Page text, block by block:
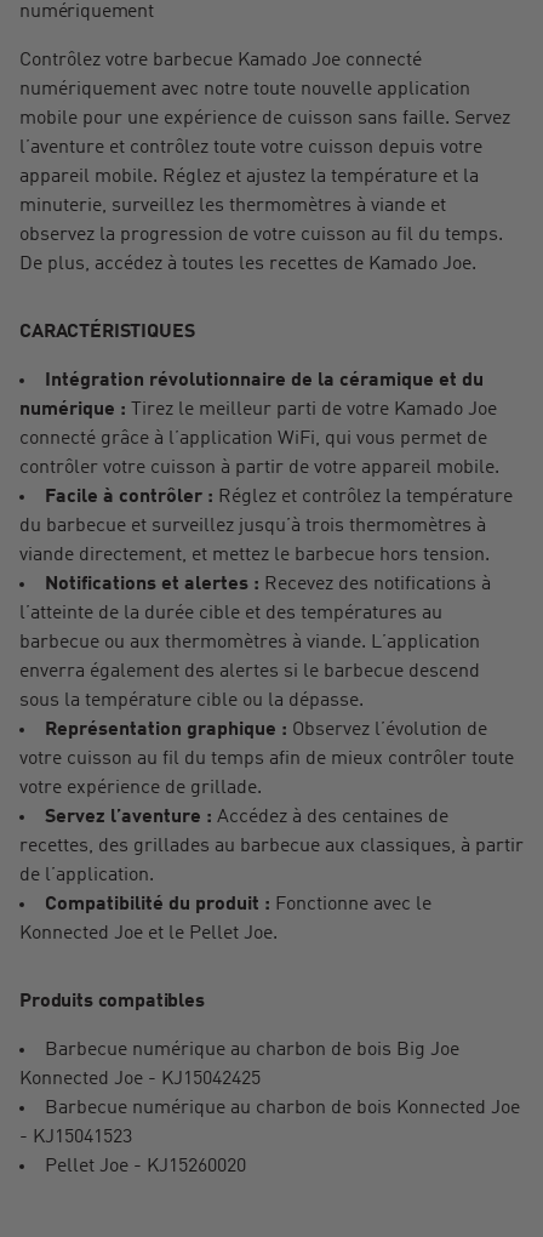
numériquement
Contrôlez votre barbecue Kamado Joe connecté
numériquement avec notre toute nouvelle application
mobile pour une expérience de cuisson sans faille. Servez
l’aventure et contrôlez toute votre cuisson depuis votre
appareil mobile. Réglez et ajustez la température et la
minuterie, surveillez les thermomètres à viande et
observez la progression de votre cuisson au fil du temps.
De plus, accédez à toutes les recettes de Kamado Joe.
CARACTÉRISTIQUES
Intégration révolutionnaire de la céramique et du
numérique : Tirez le meilleur parti de votre Kamado Joe
connecté grâce à l’application WiFi, qui vous permet de
contrôler votre cuisson à partir de votre appareil mobile.
Facile à contrôler : Réglez et contrôlez la température
du barbecue et surveillez jusqu’à trois thermomètres à
viande directement, et mettez le barbecue hors tension.
Notifications et alertes : Recevez des notifications à
l’atteinte de la durée cible et des températures au
barbecue ou aux thermomètres à viande. L’application
enverra également des alertes si le barbecue descend
sous la température cible ou la dépasse.
Représentation graphique : Observez l’évolution de
votre cuisson au fil du temps afin de mieux contrôler toute
votre expérience de grillade.
Servez l’aventure : Accédez à des centaines de
recettes, des grillades au barbecue aux classiques, à partir
de l’application.
Compatibilité du produit : Fonctionne avec le
Konnected Joe et le Pellet Joe.
Produits compatibles
Barbecue numérique au charbon de bois Big Joe
Konnected Joe - KJ15042425
Barbecue numérique au charbon de bois Konnected Joe
- KJ15041523
Pellet Joe - KJ15260020